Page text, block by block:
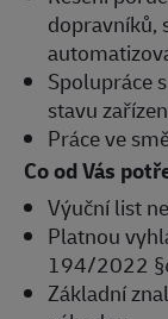
dopravníků,
Spolupráce
stavu
Práce ve
Co od Vás
Výuční list
Platnou
194/2022
Základní